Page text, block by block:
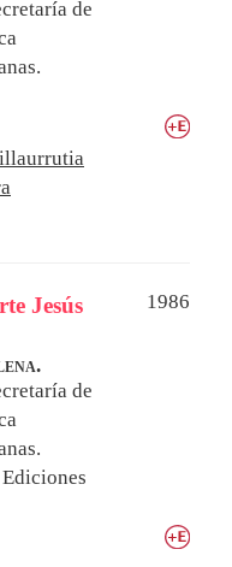
de
Jesús
1986
de